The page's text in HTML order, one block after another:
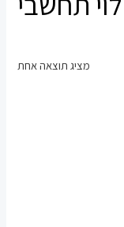
מציג תוצאה אחת